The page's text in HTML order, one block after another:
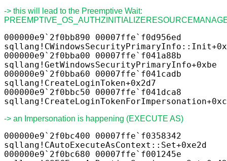
-> this will lead to the Preemptive Wait:
000000e9`2f0bb890 00007ffe`f0d956ed
000000e9`2f0bba00 00007ffe`f041a88b
sqllang!GetWindowsSecurityPrimaryInfo+0xbe
000000e9`2f0bba60 00007ffe`f041cadb
sqllang!CreateLoginToken+0x2d7
000000e9`2f0bbc50 00007ffe`f041dca8
-> an Impersonation is happening (EXECUTE AS)
000000e9`2f0bc400 00007ffe`f0358342
sqllang!CAutoExecuteAsContext::Set+0xe2d
000000e9`2f0bc680 00007ffe`f001245e